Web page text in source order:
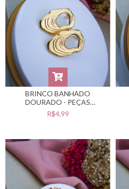
BRINCO BANHADO
DOURADO - PEÇAS
BANHADAS NO VERNIZ
CATAFORÉTICO -
R$4,99